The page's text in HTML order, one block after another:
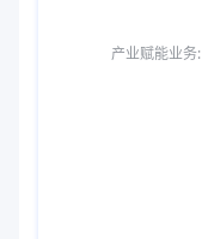
产业赋能业务: